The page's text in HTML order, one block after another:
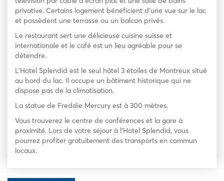
privative. Certains logement bénéficient d’une vue sur le lac
et possèdent une terrasse ou un balcon privés.
Le restaurant sert une délicieuse cuisine suisse et
internationale et le café est un lieu agréable pour se
détendre.
L’Hotel Splendid est le seul hôtel 3 étoiles de Montreux situé
au bord du lac. Il occupe un bâtiment historique qui ne
dispose pas de la climatisation.
La statue de Freddie Mercury est à 300 mètres.
Vous trouverez le centre de conférences et la gare à
proximité. Lors de votre séjour à l’Hotel Splendid, vous
pourrez profiter gratuitement des transports en commun
locaux.